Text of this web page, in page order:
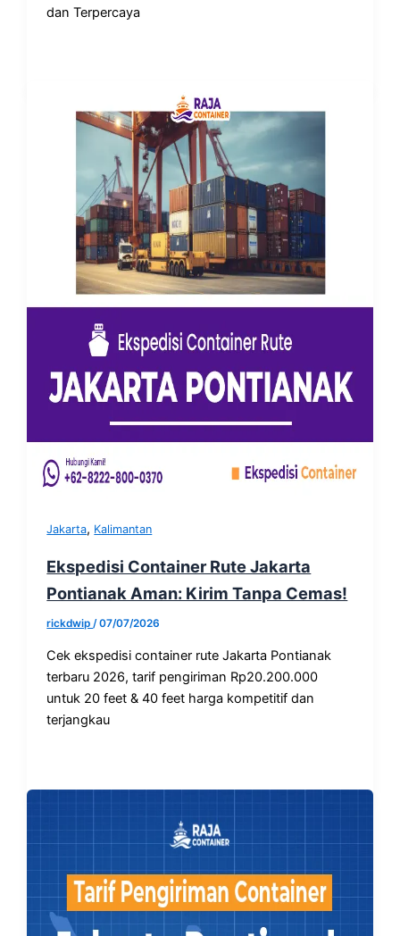
dan Terpercaya
Jakarta, Kalimantan
Ekspedisi Container Rute Jakarta
Pontianak Aman: Kirim Tanpa Cemas!
rickdwip/07/07/2026
Cek ekspedisi container rute Jakarta Pontianak
terbaru 2026, tarif pengiriman Rp20.200.000
untuk 20 feet & 40 feet harga kompetitif dan
terjangkau